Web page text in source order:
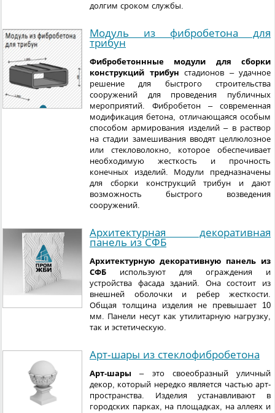
долгим сроком службы.
Модуль из фибробетона для
трибун
Фибробетоннные модули для сборки
конструкций трибун стадионов – удачное
решение для быстрого строительства
сооружений для проведения публичных
мероприятий. Фибробетон – современная
модификация бетона, отличающаяся особым
способом армирования изделий – в раствор
на стадии замешивания вводят целлюлозное
или стекловолокно, которое обеспечивает
необходимую жесткость и прочность
конечных изделий. Модули предназначены
для сборки конструкций трибун и дают
возможность быстрого возведения
сооружений.
Архитектурная декоративная
панель из СФБ
Архитектурную декоративную панель из
СФБ используют для ограждения и
устройства фасада зданий. Она состоит из
внешней оболочки и ребер жесткости.
Общая толщина изделия не превышает 10
мм. Панели несут как утилитарную нагрузку,
так и эстетическую.
Арт-шары из стеклофибробетона
Арт-шары– это своеобразный уличный
декор, который нередко является частью арт-
пространства. Изделия устанавливают в
городских парках, на площадках, на аллеях и